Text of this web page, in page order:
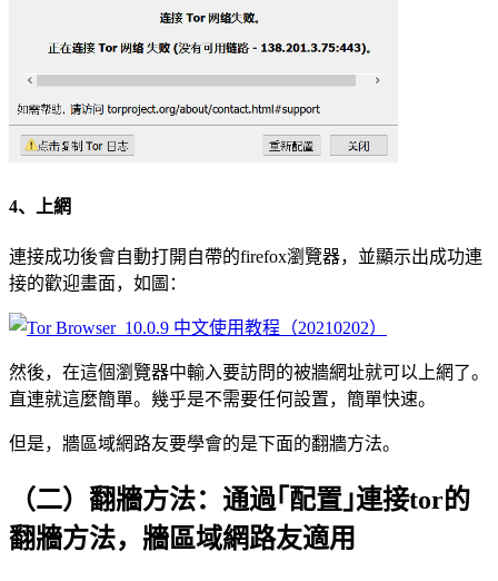
4、上網
連接成功後會自動打開自帶的firefox瀏覽器，並顯示出成功連
接的歡迎畫面，如圖：
然後，在這個瀏覽器中輸入要訪問的被牆網址就可以上網了。
直連就這麼簡單。幾乎是不需要任何設置，簡單快速。
但是，牆區域網路友要學會的是下面的翻牆方法。
（二）翻牆方法：通過｢配置｣連接tor的
翻牆方法，牆區域網路友適用